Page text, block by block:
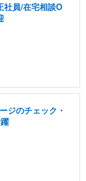
社員/在宅相談O
ジのチェック・